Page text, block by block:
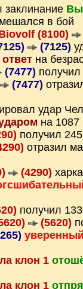
заклинание
в бой
(8100)
(7125)
ответ на
(7477)
(7477)
удар
на 1087
получил
отразил
(4290)
получил
(5620)
клон 1
клон 1